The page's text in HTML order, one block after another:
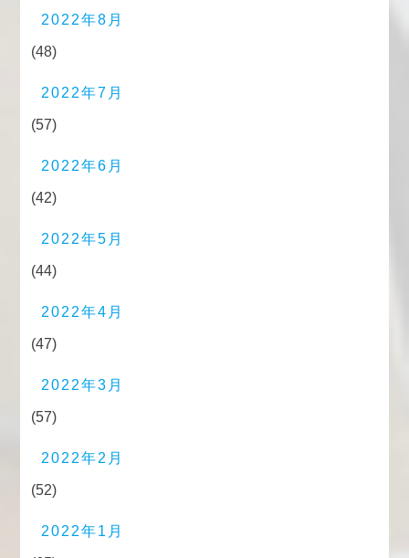
2022年8月
(48)
2022年7月
(57)
2022年6月
(42)
2022年5月
(44)
2022年4月
(47)
2022年3月
(57)
2022年2月
(52)
2022年1月